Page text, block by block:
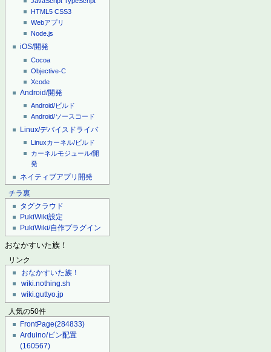
HTML5 CSS3
Webアプリ
Node.js
iOS/開発
Cocoa
Objective-C
Xcode
Android/開発
Android/ビルド
Android/ソースコード
Linux/デバイスドライバ
Linuxカーネル/ビルド
カーネルモジュール/開
発
ネイティブアプリ開発
チラ裏
タグクラウド
PukiWiki設定
PukiWiki/自作プラグイン
おなかすいた族！
リンク
おなかすいた族！
wiki.nothing.sh
wiki.guttyo.jp
人気の50件
FrontPage(284833)
Arduino/ピン配置
(160567)